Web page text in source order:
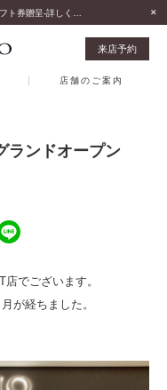
来店予約
店舗のご案内
ランドオープン
でございます。
が経ちました。